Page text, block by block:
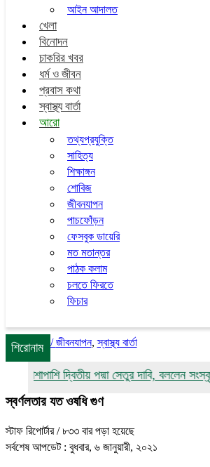
আইন আদালত
খেলা
বিনোদন
চাকরির খবর
ধর্ম ও জীবন
প্রবাস কথা
স্বাস্থ্য বার্তা
আরো
তথ্যপ্রযুক্তি
সাহিত্য
শিক্ষাঙ্গন
শোবিজ
জীবনযাপন
পাচফোঁড়ন
ফেসবুক ডায়েরি
মত মতান্তর
পাঠক কলাম
চলতে ফিরতে
ফিচার
শিরোনাম
পাশাপাশি দ্বিতীয় পদ্মা সেতুর দাবি, বললেন সংস্কৃতি
/জীবনযাপন,স্বাস্থ্য বার্তা
স্বর্ণলতার যত ওষধি গুণ
স্টাফ রিপোর্টার/ ৮৩৩ বার পড়া হয়েছে
সর্বশেষ আপডেট : বুধবার, ৬ জানুয়ারী, ২০২১